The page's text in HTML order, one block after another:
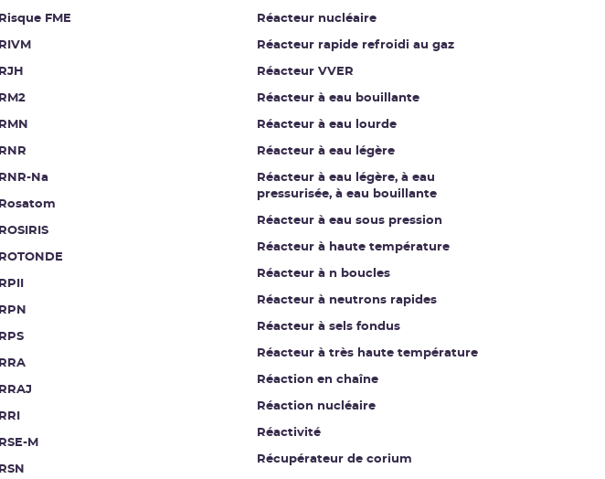
Risque FME
RIVM
RJH
RM2
RMN
RNR
RNR-Na
Rosatom
ROSIRIS
ROTONDE
RPII
RPN
RPS
RRA
RRAJ
RRI
RSE-M
RSN
Réacteur nucléaire
Réacteur rapide refroidi au gaz
Réacteur VVER
Réacteur à eau bouillante
Réacteur à eau lourde
Réacteur à eau légère
Réacteur à eau légère, à eau
pressurisée, à eau bouillante
Réacteur à eau sous pression
Réacteur à haute température
Réacteur à n boucles
Réacteur à neutrons rapides
Réacteur à sels fondus
Réacteur à très haute température
Réaction en chaîne
Réaction nucléaire
Réactivité
Récupérateur de corium